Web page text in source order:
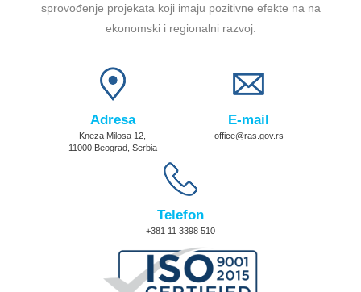
sprovođenje projekata koji imaju pozitivne efekte na na
ekonomski i regionalni razvoj.
Adresa
Kneza Milosa 12,
11000 Beograd, Serbia
E-mail
office@ras.gov.rs
Telefon
+381 11 3398 510